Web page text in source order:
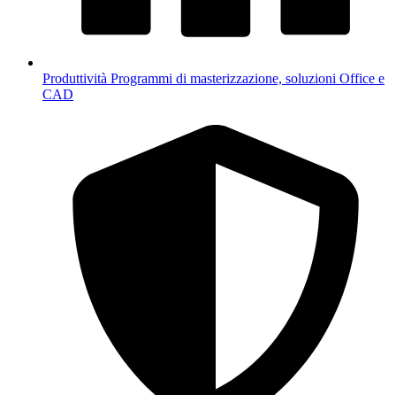
Produttività Programmi di masterizzazione, soluzioni Office e
CAD